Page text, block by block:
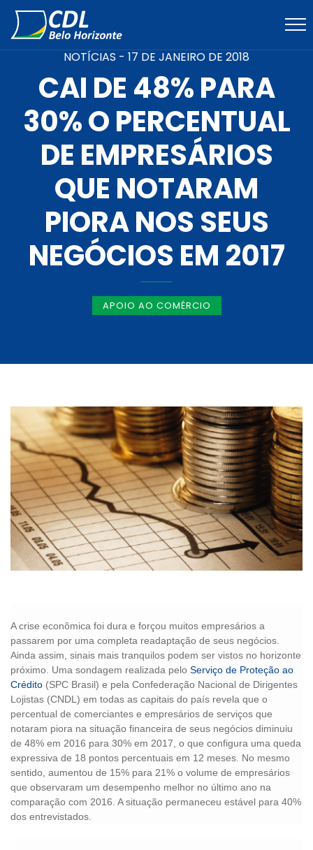
NOTÍCIAS - 17 DE JANEIRO DE 2018
CAI DE 48% PARA
30% O PERCENTUAL
DE EMPRESÁRIOS
QUE NOTARAM
PIORA NOS SEUS
NEGÓCIOS EM 2017
APOIO AO COMÉRCIO
A crise econômica foi dura e forçou muitos empresários a
passarem por uma completa readaptação de seus negócios.
Ainda assim, sinais mais tranquilos podem ser vistos no horizonte
próximo. Uma sondagem realizada pelo Serviço de Proteção ao
Crédito (SPC Brasil) e pela Confederação Nacional de Dirigentes
Lojistas (CNDL) em todas as capitais do país revela que o
percentual de comerciantes e empresários de serviços que
notaram piora na situação financeira de seus negócios diminuiu
de 48% em 2016 para 30% em 2017, o que configura uma queda
expressiva de 18 pontos percentuais em 12 meses. No mesmo
sentido, aumentou de 15% para 21% o volume de empresários
que observaram um desempenho melhor no último ano na
comparação com 2016. A situação permaneceu estável para 40%
dos entrevistados.